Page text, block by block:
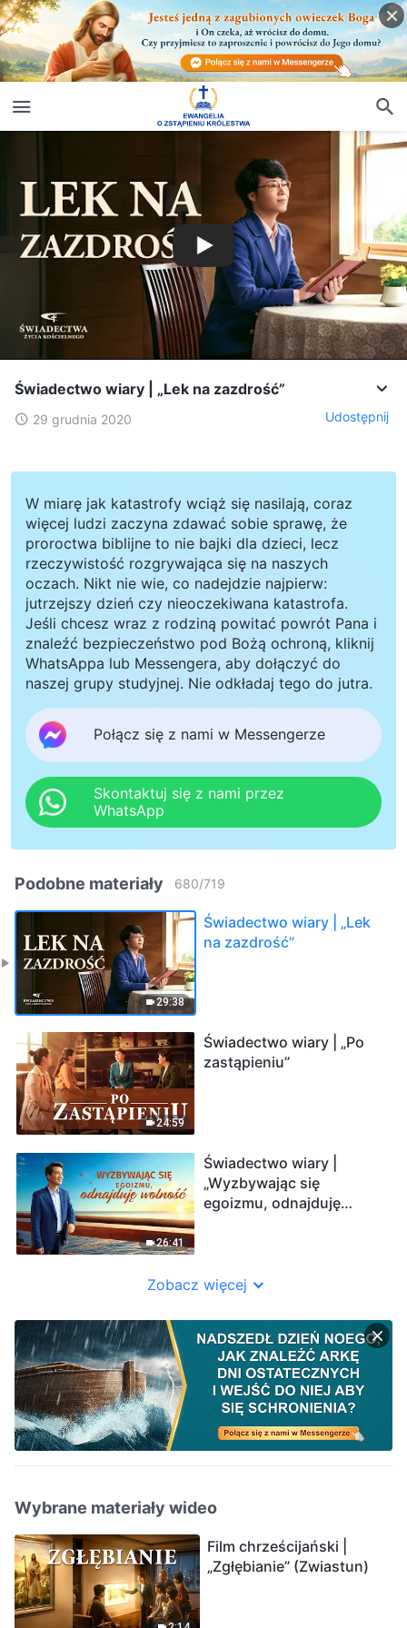
Świadectwo wiary | „Lek na zazdrość”
29 grudnia 2020 Udostępnij
W miarę jak katastrofy wciąż się nasilają, coraz
więcej ludzi zaczyna zdawać sobie sprawę, że
proroctwa biblijne to nie bajki dla dzieci, lecz
rzeczywistość rozgrywająca się na naszych
oczach. Nikt nie wie, co nadejdzie najpierw:
jutrzejszy dzień czy nieoczekiwana katastrofa.
Jeśli chcesz wraz z rodziną powitać powrót Pana i
znaleźć bezpieczeństwo pod Bożą ochroną, kliknij
WhatsAppa lub Messengera, aby dołączyć do
naszej grupy studyjnej. Nie odkładaj tego do jutra.
Połącz się z nami w Messengerze
Skontaktuj się z nami przez
WhatsApp
Podobne materiały 680/719
29:38
Świadectwo wiary | „Lek
na zazdrość”
24:59
Świadectwo wiary | „Po
zastąpieniu”
26:41
Świadectwo wiary |
„Wyzbywając się
egoizmu, odnajduję
Zobacz więcej
Wybrane materiały wideo
Film chrześcijański |
„Zgłębianie” (Zwiastun)